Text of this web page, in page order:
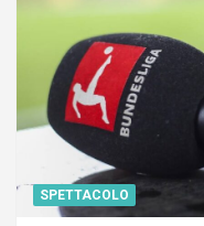
SPETTACOLO